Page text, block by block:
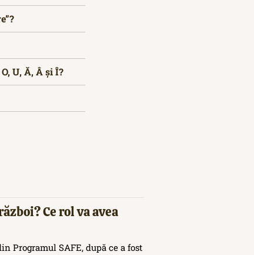
U, Ă, Â și Î?
Ce rol va avea
Programul SAFE, după ce a fost